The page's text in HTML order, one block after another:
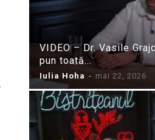
VIDEO – Dr. Vasile
pun toată...
Iulia Hoha - mai 22, 2026